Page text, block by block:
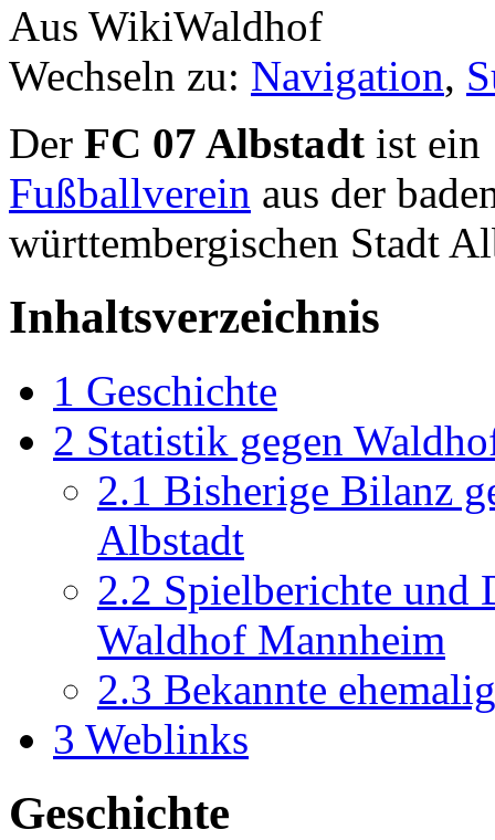
Aus WikiWaldhof
Wechseln zu: Navigation,
Der FC 07 Albstadt ist ein
Fußballverein aus der
württembergischen Stadt
Inhaltsverzeichnis
1 Geschichte
2 Statistik gegen
2.1 Bisherige Bilanz
Albstadt
2.2 Spielberichte und
Waldhof Mannheim
2.3 Bekannte
3 Weblinks
Geschichte